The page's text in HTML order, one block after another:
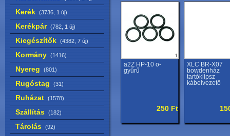
Kerék (3736, 1 új)
Kerékpár (782, 1 új)
Kiegészítők (4382, 7 új)
Kormány (1416)
Nyereg (801)
Rugóstag (31)
Ruházat (1578)
Szállítás (182)
Tárolás (92)
1
a2Z HP-10 o-
gyűrű
250 Ft
XLC BR-X07
bowdenház
tartóklipsz
kábelvezető